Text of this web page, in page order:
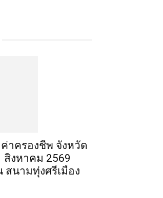
าครองชีพ จังหวัด
สิงหาคม 2569
สนามทุ่งศรีเมือง